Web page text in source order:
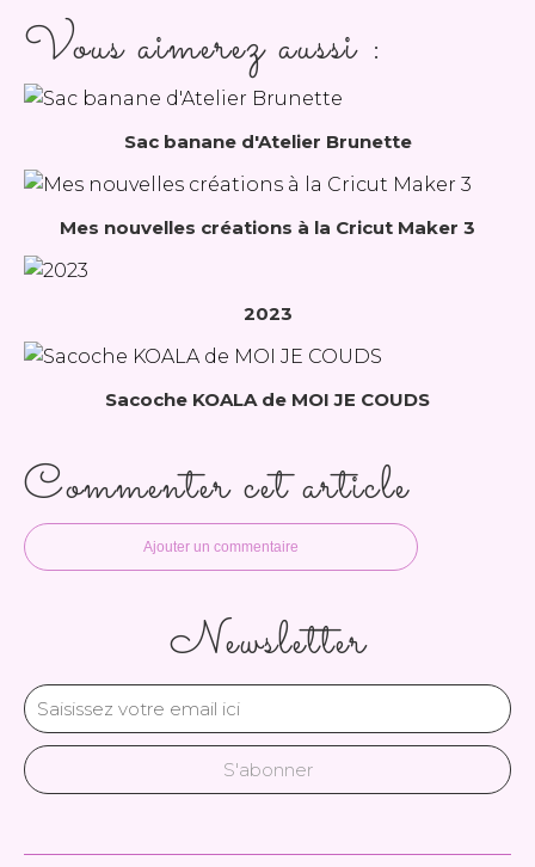
Vous aimerez aussi :
Sac banane d'Atelier Brunette
Mes nouvelles créations à la Cricut Maker 3
2023
Sacoche KOALA de MOI JE COUDS
Commenter cet article
Ajouter un commentaire
Newsletter